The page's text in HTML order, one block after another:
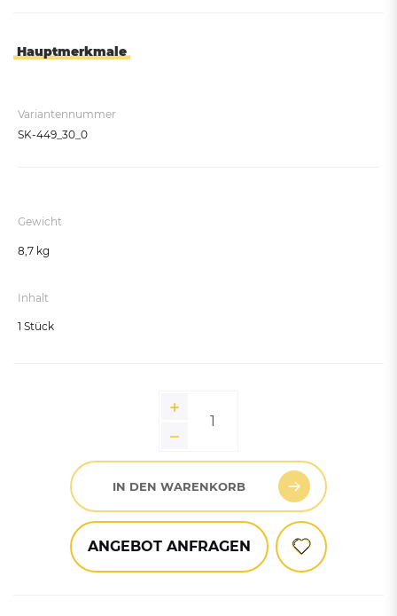
Zum Aufdübeln
Hauptmerkmale
Variantennummer
SK-449_30_0
Gewicht
8,7 kg
Inhalt
1 Stück
IN DEN WARENKORB
ANGEBOT ANFRAGEN